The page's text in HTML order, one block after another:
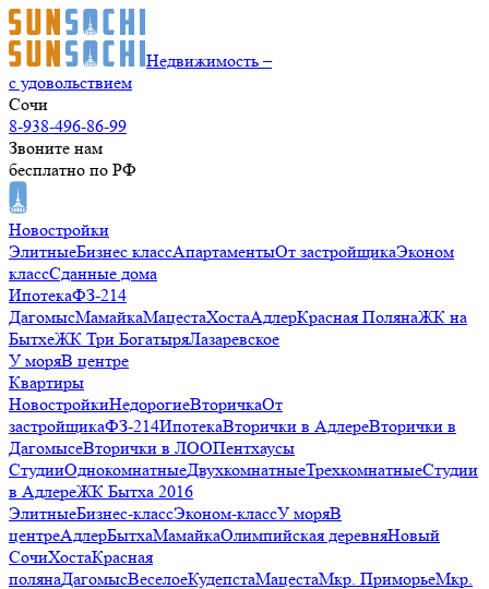
Недвижимость –
с удовольствием
Сочи
8-938-496-86-99
Звоните нам
бесплатно по РФ
Новостройки
ЭлитныеБизнес классАпартаментыОт застройщикаЭконом
классСданные дома
ИпотекаФЗ-214
ДагомысМамайкаМацестаХостаАдлерКрасная ПолянаЖК на
БытхеЖК Три БогатыряЛазаревское
У моряВ центре
Квартиры
НовостройкиНедорогиеВторичкаОт
застройщикаФЗ-214ИпотекаВторички в АдлереВторички в
ДагомысеВторички в ЛООПентхаусы
СтудииОднокомнатныеДвухкомнатныеТрехкомнатныеСтудии
в АдлереЖК Бытха 2016
ЭлитныеБизнес-классЭконом-классУ моряВ
центреАдлерБытхаМамайкаОлимпийская деревняНовый
СочиХостаКрасная
полянаДагомысВеселоеКудепстаМацестаМкр. ПриморьеМкр.